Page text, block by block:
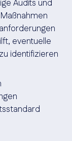
Audits und
eventuelle
identifizieren